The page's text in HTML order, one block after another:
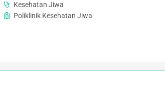
Kesehatan Jiwa
Poliklinik Kesehatan Jiwa